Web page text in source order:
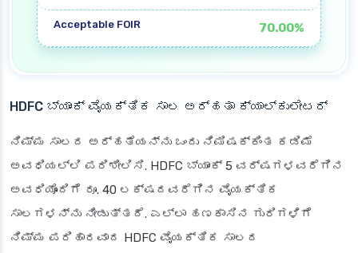
Acceptable FOIR 70.00%
HDFC ಬ್ಯಾಂಕ್ ವೈಯಕ್ತಿಕ ಸಾಲ ಅರ್ಹತಾ ಕ್ಯಾಲ್ಕುಲೇಟರ್
ನಿಮ್ಮ ಸಾಲದ ಅರ್ಹತೆಯನ್ನು ಒಂದು ನಿಮಿಷಕ್ಕಿಂತ ಕಡಿಮೆ
ಅವಧಿಯಲ್ಲಿ ಪರಿಶೀಲಿಸಿ. HDFC ಬ್ಯಾಂಕ್ 5 ವರ್ಷಗಳವರೆಗಿನ
ಅವಧಿಯೊಂದಿಗೆ ರೂ. 40 ಲಕ್ಷದವರೆಗಿನ ವೈಯಕ್ತಿಕ
ಸಾಲಗಳನ್ನು ನೀಡುತ್ತದೆ. ಎಲ್ಲಾ ಹಣಕಾಸಿನ ಗುರಿಗಳಿಗೆ
ನಿಮ್ಮ ಪರಿಹಾರವಾದ HDFC ವೈಯಕ್ತಿಕ ಸಾಲದ